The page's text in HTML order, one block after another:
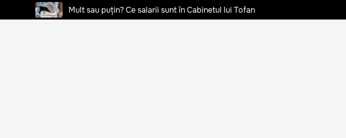
Mult sau puțin? Ce salarii sunt în Cabinetul lui Tofan